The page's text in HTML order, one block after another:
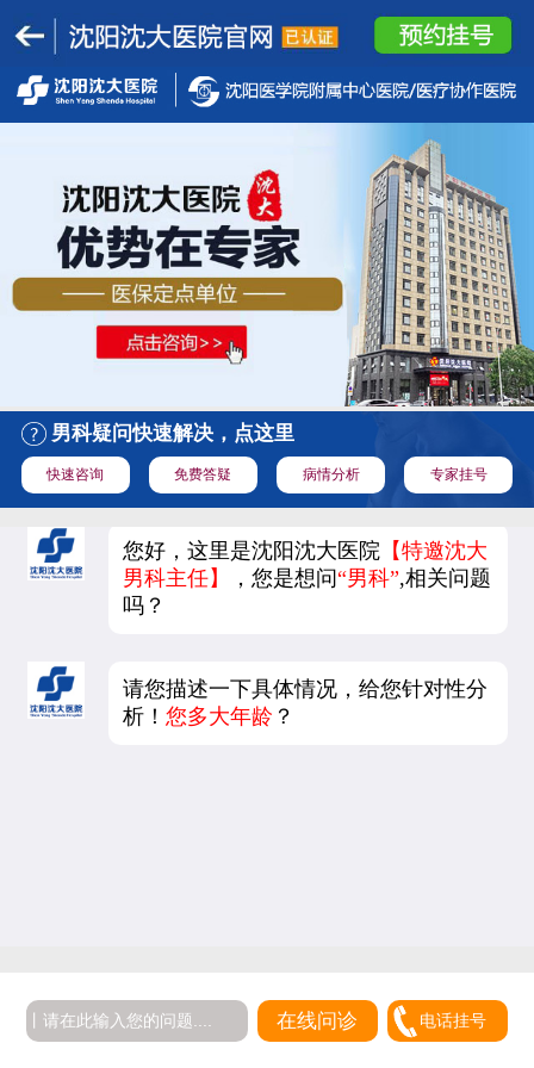
男科疑问快速解决，点这里
快速咨询 免费答疑 病情分析 专家挂号
您好，这里是沈阳沈大医院 【特邀沈大
男科主任】
，您是想问“男科”,相关问题
吗？
请您描述一下具体情况，给您针对性分
析！您多大年龄 ？
在线问诊 电话挂号
5